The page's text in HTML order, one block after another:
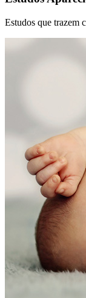
Estudos que trazem